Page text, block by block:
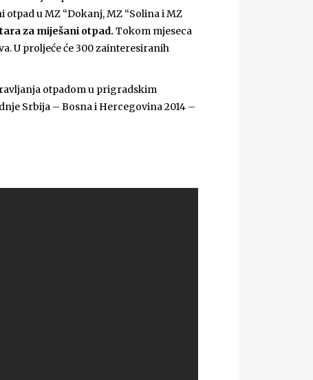
u MZ “Dokanj, MZ “Solina i MZ
za miješani otpad. Tokom mjeseca
U proljeće će 300 zainteresiranih
otpadom u prigradskim
Srbija – Bosna i Hercegovina 2014 –